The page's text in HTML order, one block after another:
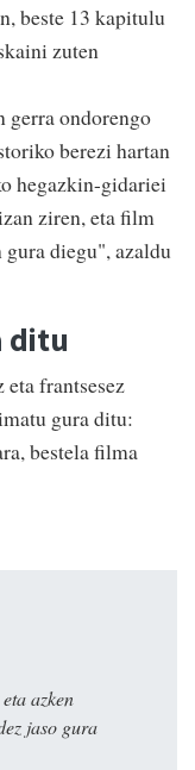
beste 13 kapitulu
zuten
gerra ondorengo
berezi hartan
hegazkin-gidariei
ziren, eta film
diegu", azaldu
ditu
frantsesez
gura ditu:
bestela filma
azken
jaso gura